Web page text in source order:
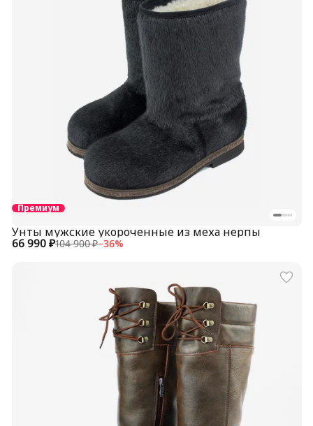
Премиум
66 990 ₽104 900 ₽−36%
Унты мужские укороченные из меха нерпы